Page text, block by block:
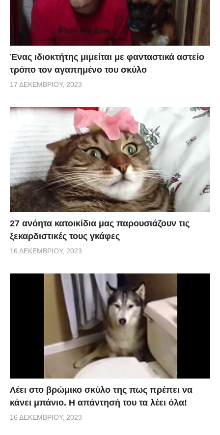
Ένας ιδιοκτήτης μιμείται με φανταστικά αστείο
τρόπο τον αγαπημένο του σκύλο
17 ΔΕΚΕΜΒΡΊΟΥ, 2023
27 ανόητα κατοικίδια μας παρουσιάζουν τις
ξεκαρδιστικές τους γκάφες
16 ΔΕΚΕΜΒΡΊΟΥ, 2023
Λέει στο βρώμικο σκύλο της πως πρέπει να
κάνει μπάνιο. Η απάντησή του τα λέει όλα!
16 ΔΕΚΕΜΒΡΊΟΥ, 2023